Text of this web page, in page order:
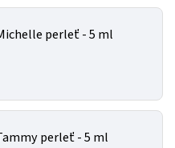
perleť - 5 ml
perleť - 5 ml